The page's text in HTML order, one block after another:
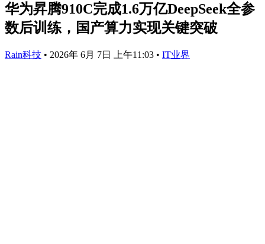
华为昇腾910C完成1.6万亿DeepSeek全参
数后训练，国产算力实现关键突破
Rain科技 • 2026年 6月 7日 上午11:03 • IT业界